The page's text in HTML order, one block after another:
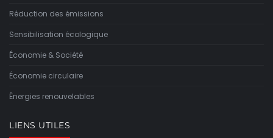
Réduction des émissions
Sensibilisation écologique
Économie & Société
Économie circulaire
Énergies renouvelables
LIENS UTILES